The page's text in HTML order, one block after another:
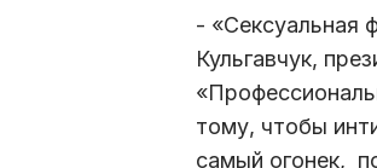
- «Сексуальная
Кульгавчук,
тому, чтобы
самый огонек,